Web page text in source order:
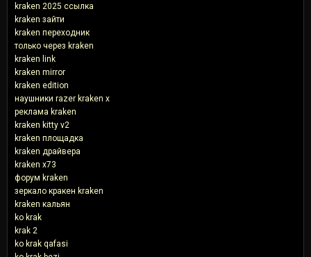
kraken 2025 ссылка
kraken зайти
kraken переходник
только через kraken
kraken link
kraken mirror
kraken edition
наушники razer kraken x
реклама kraken
kraken kitty v2
kraken площадка
kraken драйвера
kraken x73
форум kraken
зеркало кракен kraken
kraken кальян
ko krak
krak 2
ko krak qafasi